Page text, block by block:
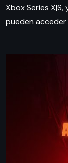
Xbox Series
pueden acceder